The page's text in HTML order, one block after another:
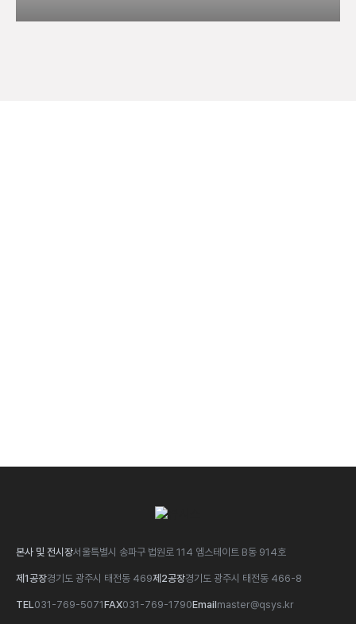
본사 및 전시장서울특별시 송파구 법원로 114 엠스테이트 B동 914호
제1공장경기도 광주시 태전동 469제2공장경기도 광주시 태전동 466-8
TEL031-769-5071FAX031-769-1790Emailmaster@qsys.kr